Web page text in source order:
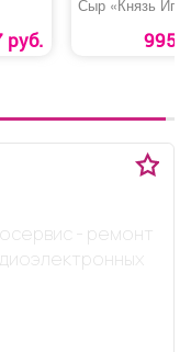
руб.
Сыр «Князь
995
- ремонт